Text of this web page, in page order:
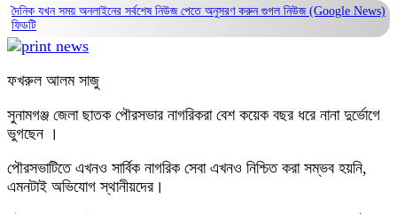
দৈনিক যখন সময় অনলাইনের সর্বশেষ নিউজ পেতে অনুসরণ করুন গুগল নিউজ (Google News)
ফিডটি
ফখরুল আলম সাজু
সুনামগঞ্জ জেলা ছাতক পৌরসভার নাগরিকরা বেশ কয়েক বছর ধরে নানা দুর্ভোগে
ভুগছেন ।
পৌরসভাটিতে এখনও সার্বিক নাগরিক সেবা এখনও নিশ্চিত করা সম্ভব হয়নি,
এমনটাই অভিযোগ স্থানীয়দের।